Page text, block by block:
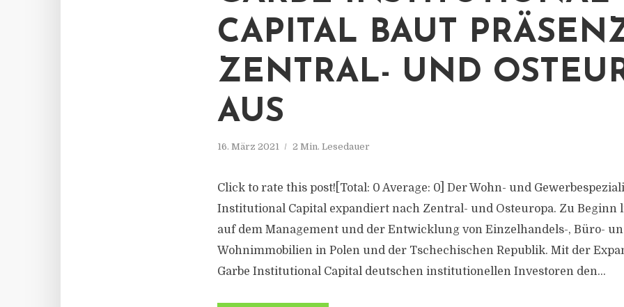
CAPITAL BAUT
ZENTRAL- UND
AUS
16. März 2021 2 Min. Lesedauer
Click to rate this post![Total: 0 Average: 0] Der Wohn- und
Institutional Capital expandiert nach Zentral- und Osteuropa. Zu Beginn
auf dem Management und der Entwicklung von Einzelhandels-, Büro-
Wohnimmobilien in Polen und der Tschechischen Republik. Mit der
Garbe Institutional Capital deutschen institutionellen Investoren den...